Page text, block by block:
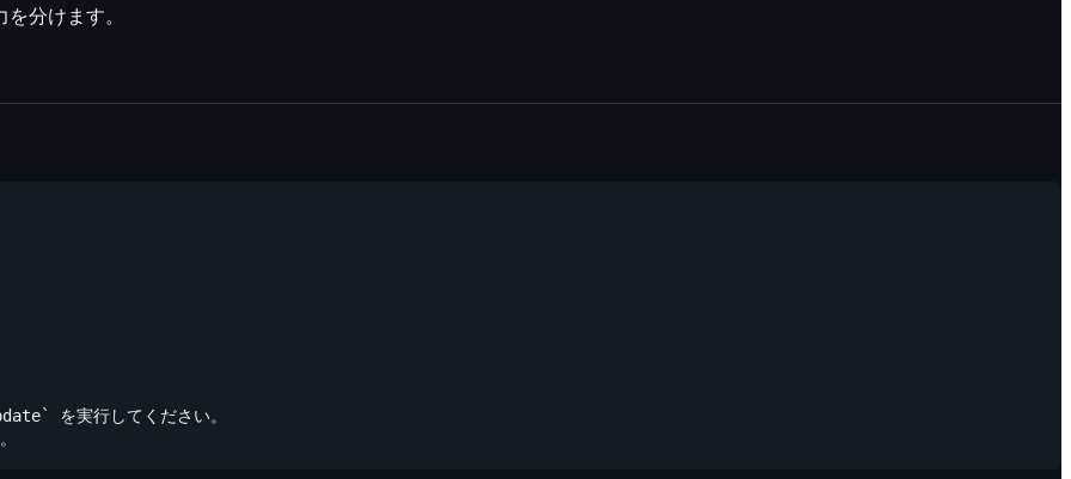
分けます。
を実行してください。